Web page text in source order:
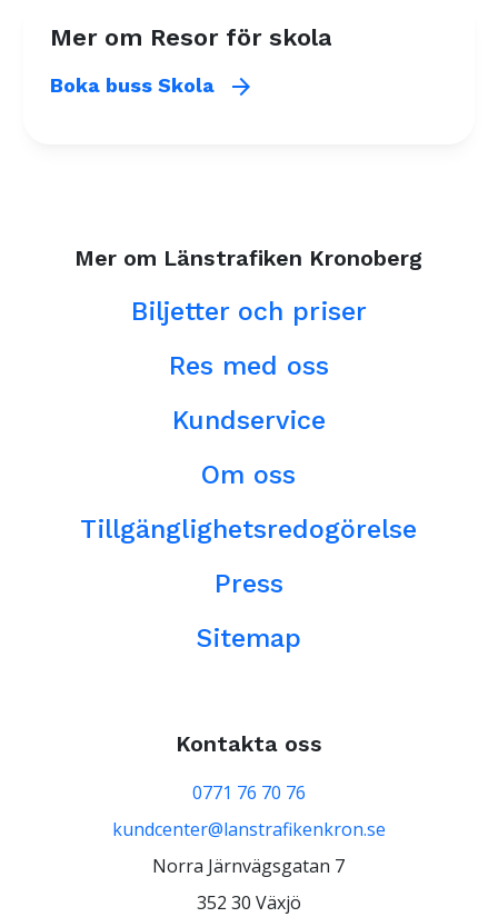
Mer om Resor för skola
Boka buss Skola arrow_forward
Mer om Länstrafiken Kronoberg
Biljetter och priser
Res med oss
Kundservice
Om oss
Tillgänglighetsredogörelse
Press
Sitemap
Kontakta oss
0771 76 70 76
kundcenter@lanstrafikenkron.se
Norra Järnvägsgatan 7
352 30 Växjö